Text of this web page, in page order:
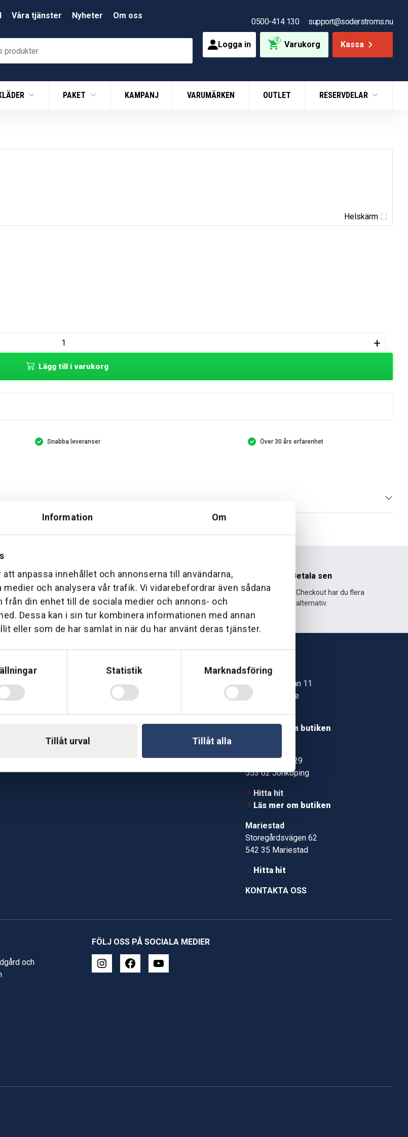
Information Om
anpassa innehållet och annonserna till användarna,
och analysera vår trafik. Vi vidarebefordrar även sådana
din enhet till de sociala medier och annons- och
Dessa kan i sin tur kombinera informationen med annan
eller som de har samlat in när du har använt deras tjänster.
Statistik Marknadsföring
Tillåt urval Tillåt alla
Våra tjänster Nyheter
Om oss
0500-414 130 support@soderstroms.nu
Logga in 0 Varukorg Kassa
PAKET KAMPANJ VARUMÄRKEN OUTLET RESERVDELAR
Helskärm
+
Lägg till i varukorg
Snabba leveranser Över 30 års erfarenhet
Oavsett storlek.
Över 30 års erfarenhet
Företaget startade 1 januari 1995 och har
sedan dess haft en god tillväxt.
Betala sen
Med Klarna Checkout har du flera
alternativ.
Telefon: 0500-414 130
Gå till vår företagssupport
Skövde
Jonstorpsgatan 11
549 37 Skövde
Hitta hit
Läs mer om butiken
Kämpevägen 29
553 02 Jönköping
Hitta hit
Läs mer om butiken
Mariestad
Storegårdsvägen 62
542 35 Mariestad
Hitta hit
KONTAKTA OSS
och
FÖLJ OSS PÅ SOCIALA MEDIER